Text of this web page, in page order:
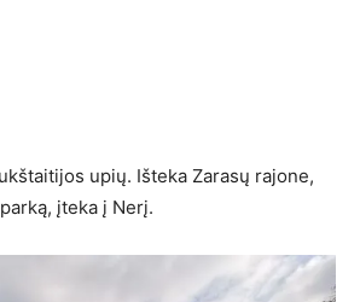
upių. Išteka Zarasų rajone,
įteka į Nerį.